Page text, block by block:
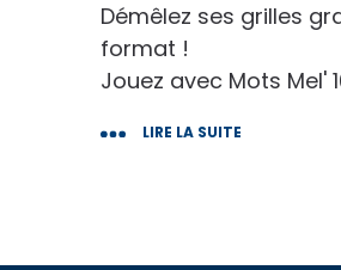
Démêlez ses grilles
format !
Jouez avec Mots Mel'
grand format avec
LIRE LA SUITE